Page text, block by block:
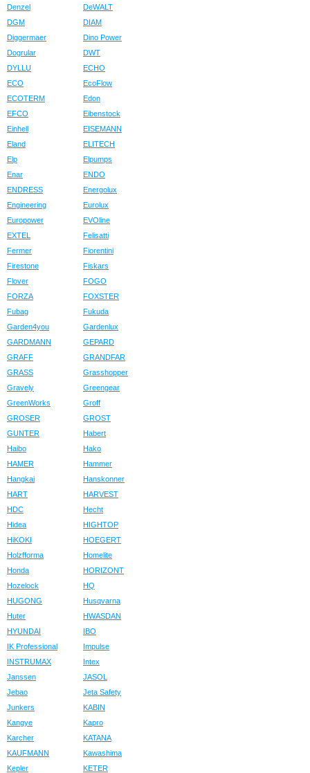
Denzel
DeWALT
DGM
DIAM
Diggermaer
Dino Power
Dogrular
DWT
DYLLU
ECHO
ECO
EcoFlow
ECOTERM
Edon
EFCO
Eibenstock
Einhell
EISEMANN
Eland
ELITECH
Elp
Elpumps
Enar
ENDO
ENDRESS
Energolux
Engineering
Eurolux
Europower
EVOline
EXTEL
Felisatti
Fermer
Fiorentini
Firestone
Fiskars
Flover
FOGO
FORZA
FOXSTER
Fubag
Fukuda
Garden4you
Gardenlux
GARDMANN
GEPARD
GRAFF
GRANDFAR
GRASS
Grasshopper
Gravely
Greengear
GreenWorks
Groff
GROSER
GROST
GUNTER
Habert
Haibo
Hako
HAMER
Hammer
Hangkai
Hanskonner
HART
HARVEST
HDC
Hecht
Hidea
HIGHTOP
HiKOKI
HOEGERT
Holzfforma
Homelite
Honda
HORIZONT
Hozelock
HQ
HUGONG
Husqvarna
Huter
HWASDAN
HYUNDAI
IBO
IK Professional
Impulse
INSTRUMAX
Intex
Janssen
JASOL
Jebao
Jeta Safety
Junkers
KABIN
Kangye
Kapro
Karcher
KATANA
KAUFMANN
Kawashima
Kepler
KETER